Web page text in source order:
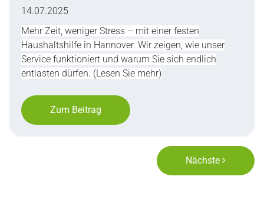
14.07.2025
Mehr Zeit, weniger Stress – mit einer festen
Haushaltshilfe in Hannover. Wir zeigen, wie unser
Service funktioniert und warum Sie sich endlich
entlasten dürfen. (Lesen Sie mehr)
Zum Beitrag
Nächste